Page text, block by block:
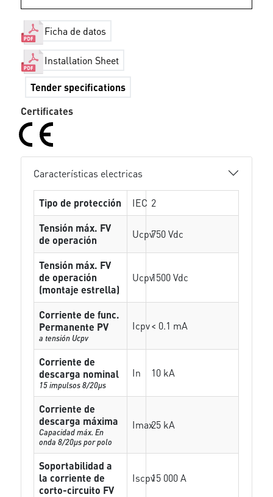
Ficha de datos
Installation Sheet
Tender specifications
Certificates
Características electricas
Tipo de protección IEC 2
Tensión máx. FV
de operación
Ucpv750 Vdc
Tensión máx. FV
de operación
(montaje estrella)
Ucpv1500 Vdc
Corriente de func.
Permanente PV
a tensión Ucpv
Icpv< 0.1 mA
Corriente de
descarga nominal
15 impulsos 8/20µs
In 10 kA
Corriente de
descarga máxima
Capacidad máx. En
onda 8/20µs por polo
Imax25 kA
Soportabilidad a
la corriente de
corto-circuito FV
Iscpv15 000 A